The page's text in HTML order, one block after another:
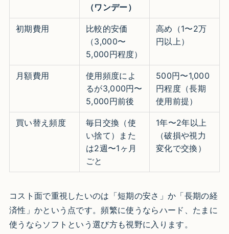
（ワンデー）
初期費用
比較的安価
（3,000〜
5,000円程度）
高め（1〜2万
円以上）
月額費用
使用頻度によ
るが3,000円〜
5,000円前後
500円〜1,000
円程度（長期
使用前提）
買い替え頻度
毎日交換（使
い捨て）また
は2週〜1ヶ月
ごと
1年〜2年以上
（破損や視力
変化で交換）
コスト面で重視したいのは「短期の安さ」か「長期の経
済性」かという点です。頻繁に使うならハード、たまに
使うならソフトという選び方も視野に入ります。